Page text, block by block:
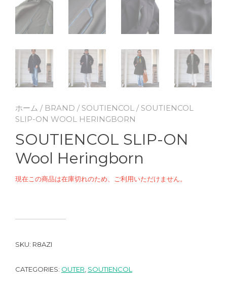
ホーム / BRAND / SOUTIENCOL / SOUTIENCOL
SLIP-ON WOOL HERINGBORN
SOUTIENCOL SLIP-ON
Wool Heringborn
現在この商品は在庫切れのため、ご利用いただけません。
SKU: R8AZI
CATEGORIES: OUTER SOUTIENCOL